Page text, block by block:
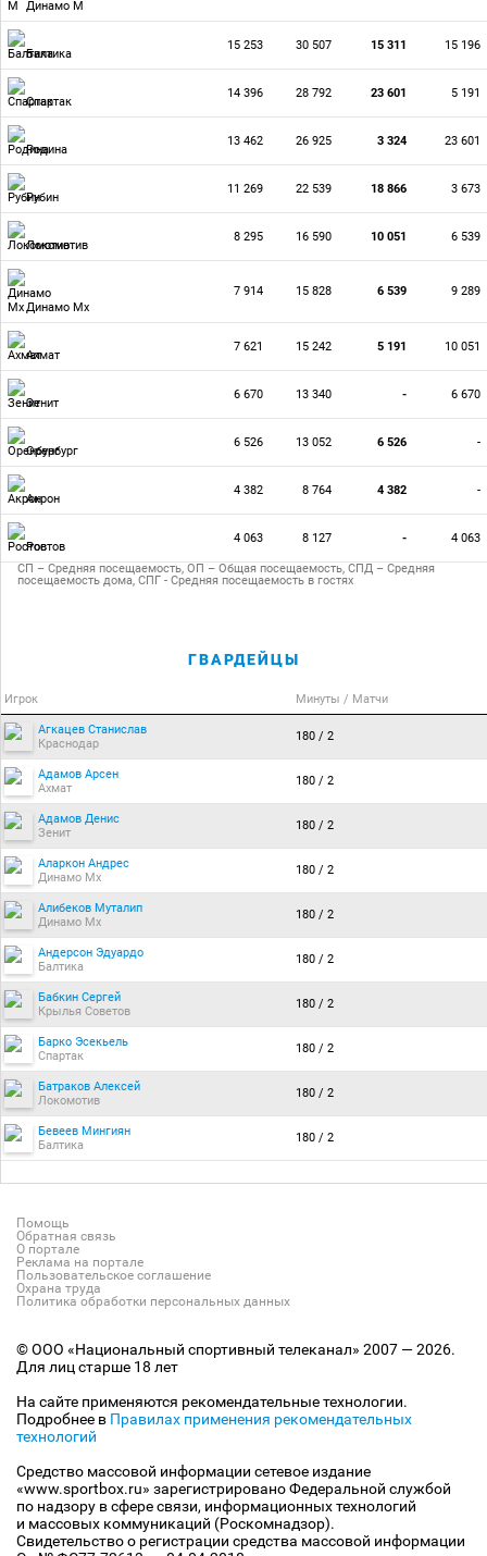
Динамо М
Балтика
15 253 30 507 15 311 15 196
Спартак
14 396 28 792 23 601 5 191
Родина
13 462 26 925 3 324 23 601
Рубин
11 269 22 539 18 866 3 673
Локомотив
8 295 16 590 10 051 6 539
Динамо Мх
7 914 15 828 6 539 9 289
Ахмат
7 621 15 242 5 191 10 051
Зенит
6 670 13 340 - 6 670
Оренбург
6 526 13 052 6 526 -
Акрон
4 382 8 764 4 382 -
Ростов
4 063 8 127 - 4 063
СП – Средняя посещаемость, ОП – Общая посещаемость, СПД – Средняя
посещаемость дома, СПГ - Средняя посещаемость в гостях
ГВАРДЕЙЦЫ
Игрок Минуты / Матчи
Агкацев Станислав
Краснодар
180 / 2
Адамов Арсен
Ахмат
180 / 2
Адамов Денис
Зенит
180 / 2
Аларкон Андрес
Динамо Мх
180 / 2
Алибеков Муталип
Динамо Мх
180 / 2
Андерсон Эдуардо
Балтика
180 / 2
Бабкин Сергей
Крылья Советов
180 / 2
Барко Эсекьель
Спартак
180 / 2
Батраков Алексей
Локомотив
180 / 2
Бевеев Мингиян
Балтика
180 / 2
Помощь
Обратная связь
О портале
Реклама на портале
Пользовательское соглашение
Охрана труда
Политика обработки персональных данных
© ООО «Национальный спортивный телеканал» 2007 — 2026.
Для лиц старше 18 лет
На сайте применяются рекомендательные технологии.
Подробнее в Правилах применения рекомендательных
технологий
Средство массовой информации сетевое издание
«www.sportbox.ru» зарегистрировано Федеральной службой
по надзору в сфере связи, информационных технологий
и массовых коммуникаций (Роскомнадзор).
Свидетельство о регистрации средства массовой информации